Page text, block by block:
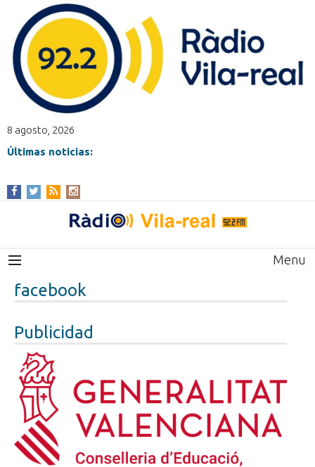
8 agosto, 2026
Últimas noticias:
Menu
facebook
Publicidad